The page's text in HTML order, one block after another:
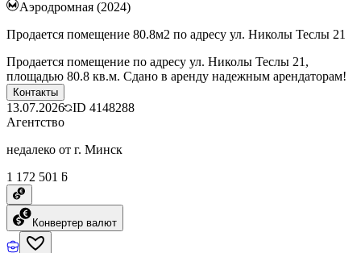
Аэродромная (2024)
Продается помещение 80.8м2 по адресу ул. Николы Теслы 21
Продается помещение по адресу ул. Николы Теслы 21,
площадью 80.8 кв.м. Сдано в аренду надежным арендаторам!
Контакты
13.07.2026 ID 4148288
Агентство
недалеко от г. Минск
1 172 501 ƃ
Конвертер валют